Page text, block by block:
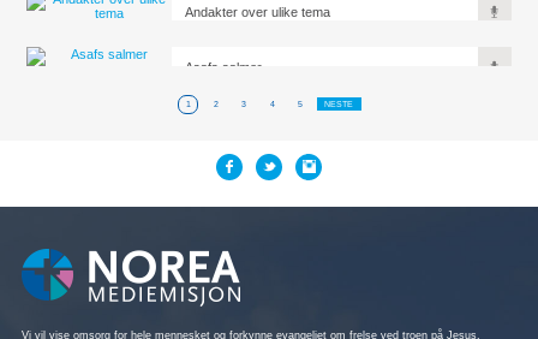
Andakter over ulike tema
Asafs salmer
1 2 3 4 5 NESTE
Vi vil vise omsorg for hele mennesket og forkynne evangeliet om frelse ved troen på Jesus,